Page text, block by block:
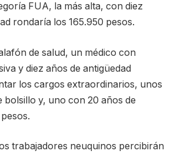
FUA, la más alta, con diez
rondaría los 165.950 pesos.
de salud, un médico con
y diez años de antigüedad
los cargos extraordinarios, unos
bolsillo y, uno con 20 años de
trabajadores neuquinos percibirán